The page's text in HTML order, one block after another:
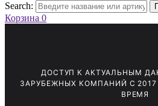
Search:
Корзина 0
ДОСТУП К АКТУАЛЬНЫМ
ЗАРУБЕЖНЫХ КОМПАНИЙ С
ВРЕМЯ